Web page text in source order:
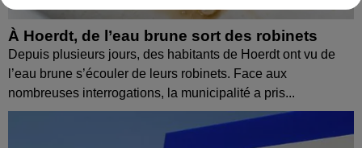
À Hoerdt, de l’eau brune sort des robinets
Depuis plusieurs jours, des habitants de Hoerdt ont vu de
l’eau brune s’écouler de leurs robinets. Face aux
nombreuses interrogations, la municipalité a pris...